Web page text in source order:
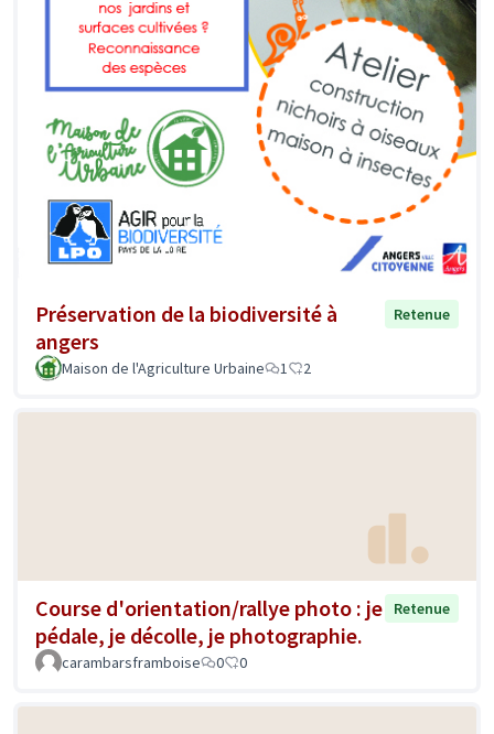
Préservation de la biodiversité à
angers
Retenue
Maison de l'Agriculture Urbaine 1 2
Course d'orientation/rallye photo : je
pédale, je décolle, je photographie.
Retenue
carambarsframboise 0 0